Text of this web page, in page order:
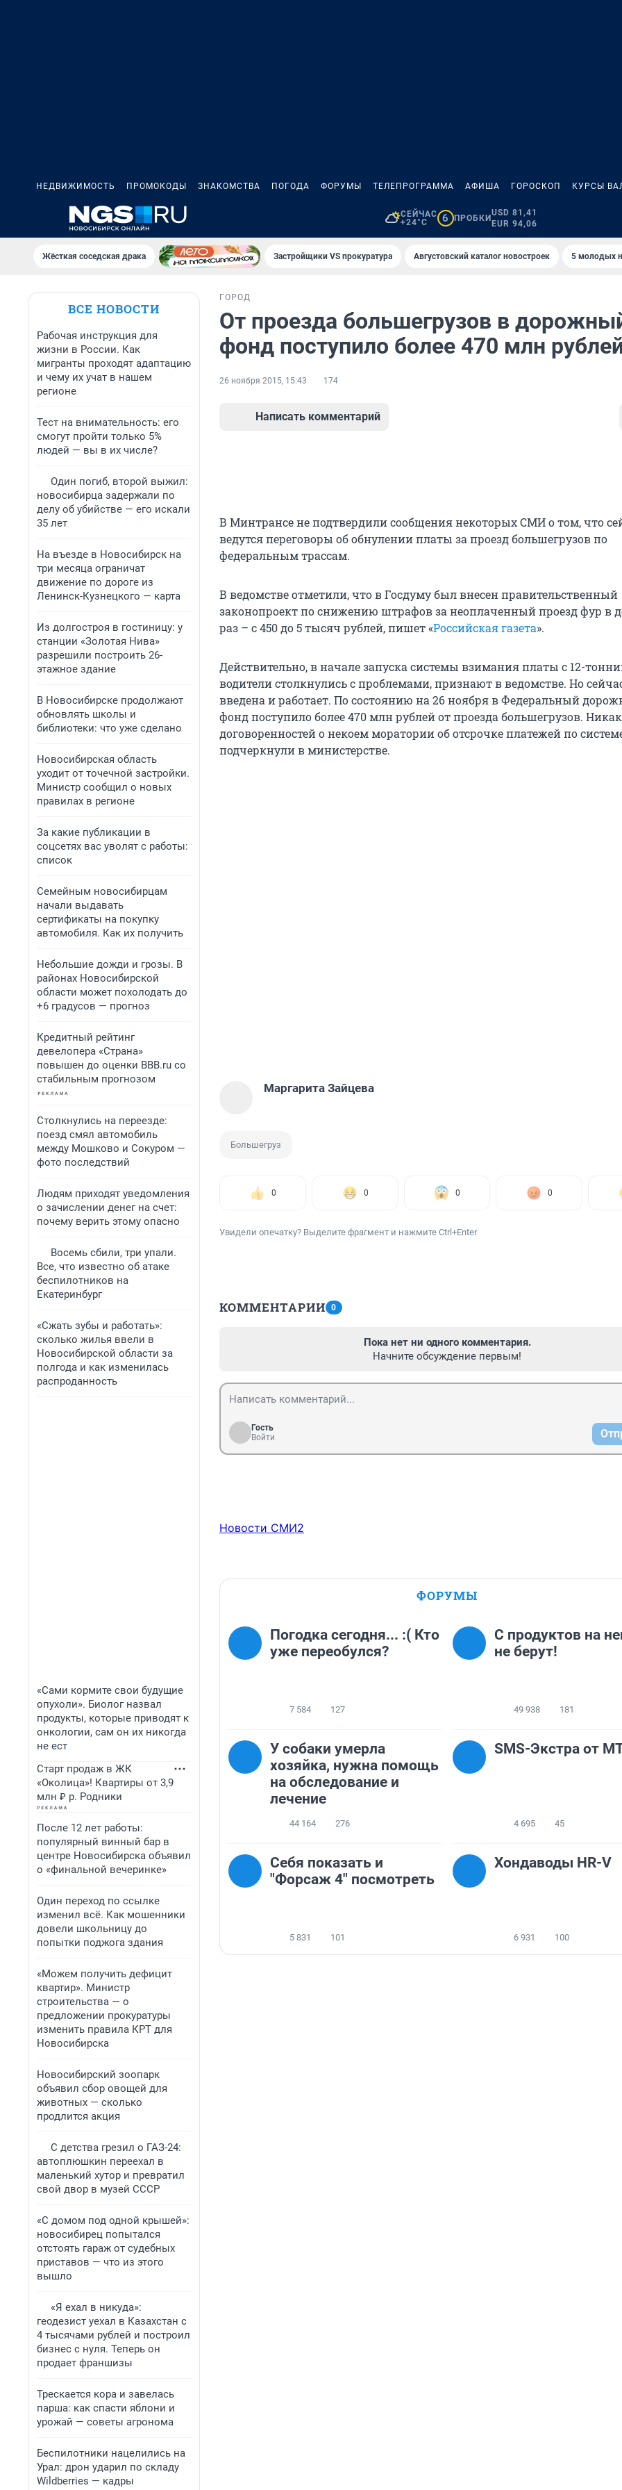
НЕДВИЖИМОСТЬ ПРОМОКОДЫ ЗНАКОМСТВА ПОГОДА ФОРУМЫ ТЕЛЕПРОГРАММА АФИША ГОРОСКОП КУРСЫ
СЕЙЧАС
+24°C
6 ПРОБКИ
USD 81,41
EUR 94,06
Жёсткая соседская драка Застройщики VS прокуратура Августовский каталог новостроек 5 молодых
ВСЕ НОВОСТИ
Рабочая инструкция для
жизни в России. Как
мигранты проходят адаптацию
и чему их учат в нашем
регионе
Тест на внимательность: его
смогут пройти только 5%
людей — вы в их числе?
Один погиб, второй выжил:
новосибирца задержали по
делу об убийстве — его искали
35 лет
На въезде в Новосибирск на
три месяца ограничат
движение по дороге из
Ленинск-Кузнецкого — карта
Из долгостроя в гостиницу: у
станции «Золотая Нива»
разрешили построить 26-
этажное здание
В Новосибирске продолжают
обновлять школы и
библиотеки: что уже сделано
Новосибирская область
уходит от точечной застройки.
Министр сообщил о новых
правилах в регионе
За какие публикации в
соцсетях вас уволят с работы:
список
Семейным новосибирцам
начали выдавать
сертификаты на покупку
автомобиля. Как их получить
Небольшие дожди и грозы. В
районах Новосибирской
области может похолодать до
+6 градусов — прогноз
Кредитный рейтинг
девелопера «Страна»
повышен до оценки BBB.ru со
стабильным прогнозом
Столкнулись на переезде:
поезд смял автомобиль
между Мошково и Сокуром —
фото последствий
Людям приходят уведомления
о зачислении денег на счет:
почему верить этому опасно
Восемь сбили, три упали.
Все, что известно об атаке
беспилотников на
Екатеринбург
«Сжать зубы и работать»:
сколько жилья ввели в
Новосибирской области за
полгода и как изменилась
распроданность
«Сами кормите свои будущие
опухоли». Биолог назвал
продукты, которые приводят к
онкологии, сам он их никогда
не ест
Старт продаж в ЖК
«Околица»! Квартиры от 3,9
млн ₽ р. Родники
После 12 лет работы:
популярный винный бар в
центре Новосибирска объявил
о «финальной вечеринке»
Один переход по ссылке
изменил всё. Как мошенники
довели школьницу до
попытки поджога здания
«Можем получить дефицит
квартир». Министр
строительства — о
предложении прокуратуры
изменить правила КРТ для
Новосибирска
Новосибирский зоопарк
объявил сбор овощей для
животных — сколько
продлится акция
С детства грезил о ГАЗ-24:
автоплюшкин переехал в
маленький хутор и превратил
свой двор в музей СССР
«С домом под одной крышей»:
новосибирец попытался
отстоять гараж от судебных
приставов — что из этого
вышло
«Я ехал в никуда»:
геодезист уехал в Казахстан с
4 тысячами рублей и построил
бизнес с нуля. Теперь он
продает франшизы
Трескается кора и завелась
парша: как спасти яблони и
урожай — советы агронома
Беспилотники нацелились на
Урал: дрон ударил по складу
Wildberries — кадры
ГОРОД
От проезда большегрузов в
фонд поступило более 470 млн
26 ноября 2015, 15:43 174
Написать комментарий
В Минтрансе не подтвердили сообщения некоторых СМИ о том, что
ведутся переговоры об обнулении платы за проезд большегрузов по
федеральным трассам.
В ведомстве отметили, что в Госдуму был внесен правительственный
законопроект по снижению штрафов за неоплаченный проезд фур в
раз – с 450 до 5 тысяч рублей, пишет «Российская газета».
Действительно, в начале запуска системы взимания платы с 12-
водители столкнулись с проблемами, признают в ведомстве. Но
введена и работает. По состоянию на 26 ноября в Федеральный
фонд поступило более 470 млн рублей от проезда большегрузов.
договоренностей о некоем моратории об отсрочке платежей по
подчеркнули в министерстве.
Маргарита Зайцева
Большегруз
0 0 0 0
Увидели опечатку? Выделите фрагмент и нажмите Ctrl+Enter
КОММЕНТАРИИ 0
Пока нет ни одного комментария.
Начните обсуждение первым!
Гость
Войти
Новости СМИ2
ФОРУМЫ
Погодка сегодня... :( Кто
уже переобулся?
7 584 127
С продуктов на
не берут!
49 938 181
У собаки умерла
хозяйка, нужна помощь
на обследование и
лечение
44 164 276
SMS-Экстра от
4 695 45
Себя показать и
"Форсаж 4" посмотреть
5 831 101
Хондаводы HR-V
6 931 100